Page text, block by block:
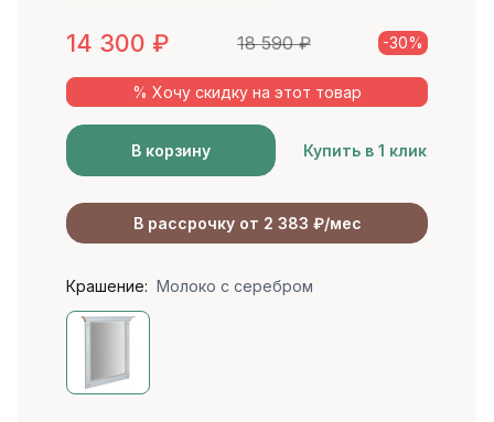
14 300 ₽ 18 590₽ -30%
% Хочу скидку на этот товар
В корзину Купить в 1 клик
В рассрочку от 2 383 ₽/мес
Крашение: Молоко с серебром